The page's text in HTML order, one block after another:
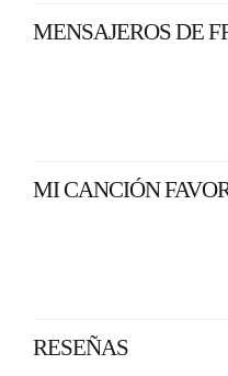
MENSAJEROS DE
MI CANCIÓN
RESEÑAS